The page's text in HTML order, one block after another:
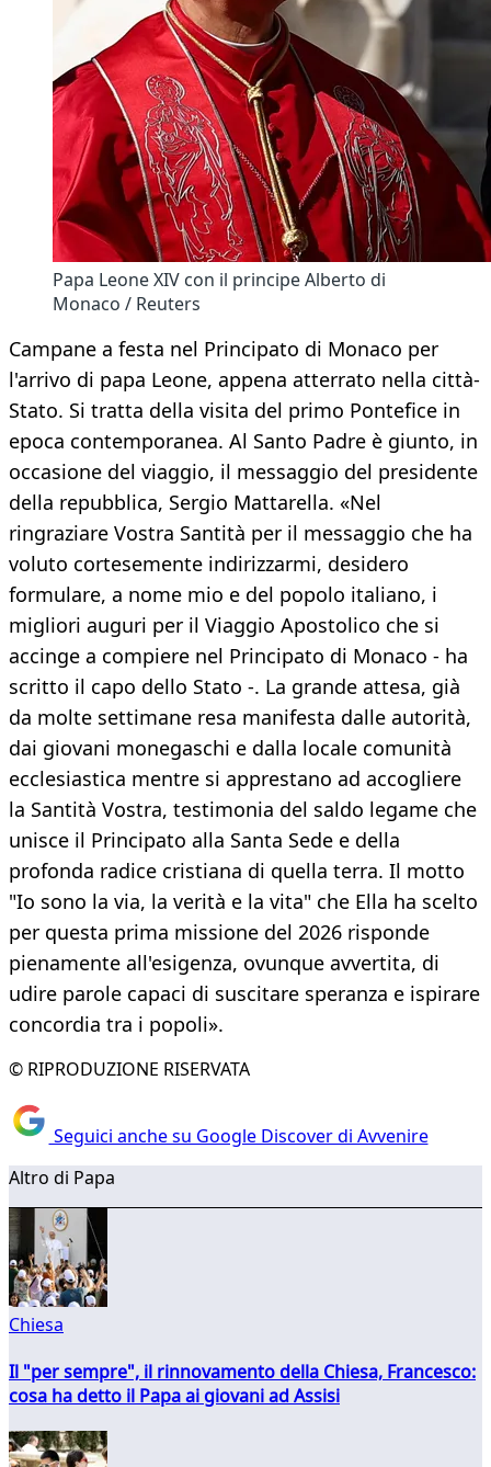
Papa Leone XIV con il principe Alberto di
Monaco / Reuters
Campane a festa nel Principato di Monaco per
l'arrivo di papa Leone, appena atterrato nella città-
Stato. Si tratta della visita del primo Pontefice in
epoca contemporanea. Al Santo Padre è giunto, in
occasione del viaggio, il messaggio del presidente
della repubblica, Sergio Mattarella. «Nel
ringraziare Vostra Santità per il messaggio che ha
voluto cortesemente indirizzarmi, desidero
formulare, a nome mio e del popolo italiano, i
migliori auguri per il Viaggio Apostolico che si
accinge a compiere nel Principato di Monaco - ha
scritto il capo dello Stato -. La grande attesa, già
da molte settimane resa manifesta dalle autorità,
dai giovani monegaschi e dalla locale comunità
ecclesiastica mentre si apprestano ad accogliere
la Santità Vostra, testimonia del saldo legame che
unisce il Principato alla Santa Sede e della
profonda radice cristiana di quella terra. Il motto
"Io sono la via, la verità e la vita" che Ella ha scelto
per questa prima missione del 2026 risponde
pienamente all'esigenza, ovunque avvertita, di
udire parole capaci di suscitare speranza e ispirare
concordia tra i popoli».
© RIPRODUZIONE RISERVATA
Seguici anche su Google Discover di Avvenire
Altro di Papa
Chiesa
Il "per sempre", il rinnovamento della Chiesa, Francesco:
cosa ha detto il Papa ai giovani ad Assisi